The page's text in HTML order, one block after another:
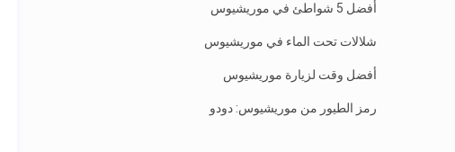
أفضل 5 شواطئ في موريشيوس
شلالات تحت الماء في موريشيوس
أفضل وقت لزيارة موريشيوس
رمز الطيور من موريشيوس: دودو